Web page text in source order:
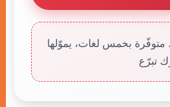
متوفّرة بخمس لغات، يموّلها
تبرّع